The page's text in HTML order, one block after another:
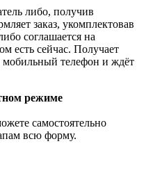
либо, получив
заказ, укомплектовав
соглашается на
есть сейчас. Получает
мобильный телефон и ждёт
режиме
самостоятельно
всю форму.